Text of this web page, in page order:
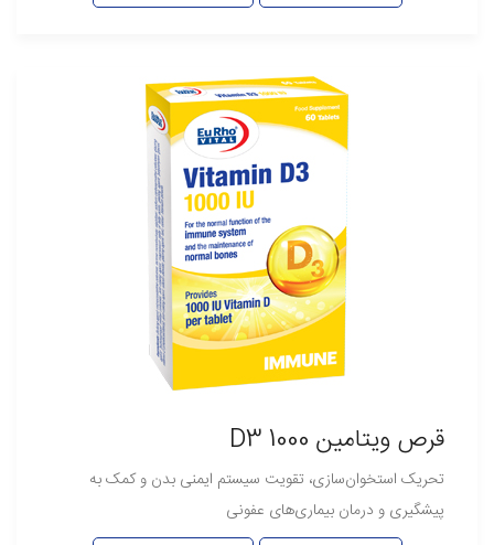
قرص ویتامین D3 1000
تحریک استخوان‌سازی، تقویت سیستم ایمنی بدن و کمک به
پیشگیری و درمان بیماری‌های عفونی